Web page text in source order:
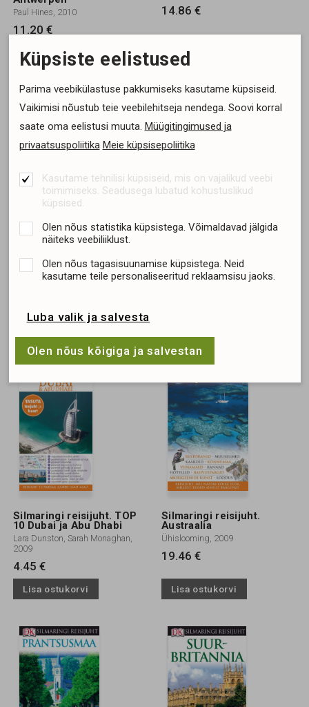
Paul Hines, 2010
11.20 €
Lisa ostukorvi
14.86 €
Lisa ostukorvi
Ühislooming, 2009
19.46 €
Lisa ostukorvi
Tšehhi ja Slovakkia
Ühislooming, 2009
Silmaringi reisijuht. TOP
10 Dubai ja Abu Dhabi
Lara Dunston, Sarah Monaghan,
2009
4.45 €
Lisa ostukorvi
Silmaringi reisijuht.
Austraalia
Ühislooming, 2009
19.46 €
Lisa ostukorvi
Küpsiste eelistused
Parima veebikülastuse pakkumiseks kasutame küpsiseid.
Vaikimisi nõustub teie veebilehitseja nendega. Soovi korral
saate oma eelistusi muuta. Müügitingimused ja
privaatsuspoliitika Meie küpsisepoliitika
Kasutame tehnilisi küpsiseid, mis on vajalikud veebi
toimimiseks. Seadusega lubatud kohustuslikud
küpsised.
Olen nõus statistika küpsistega. Võimaldavad jälgida
näiteks veebiliiklust.
Olen nõus tagasisuunamise küpsistega. Neid
kasutame teile personaliseeritud reklaamsisu jaoks.
Luba valik ja salvesta
Olen nõus kõigiga ja salvestan